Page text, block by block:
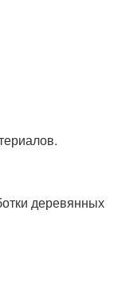
деревянных